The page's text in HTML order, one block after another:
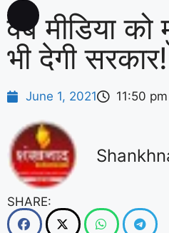
वेब मीडिया को
भी देगी सरकार!
June 1, 2021 11:50 pm
SHARE: